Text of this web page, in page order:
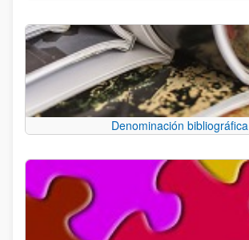
Denominación bibliográfica